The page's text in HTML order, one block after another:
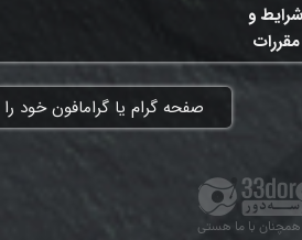
شرایط و
مقررات
​صفحه گرام یا گرامافون خود
با ما هستی